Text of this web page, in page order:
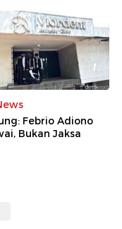
Febrio Adiono
Bukan Jaksa